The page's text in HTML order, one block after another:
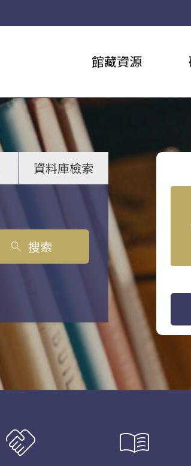
館藏資源
資料庫檢索
search 搜索
handshake menu_book